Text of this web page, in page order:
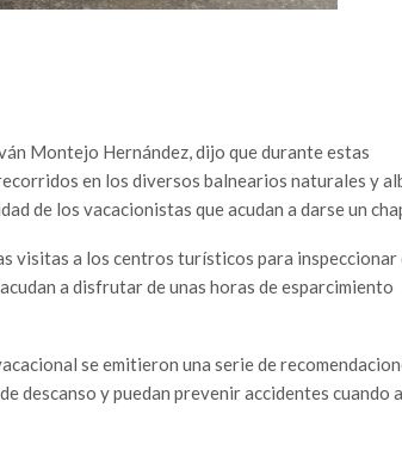
Montejo Hernández, dijo que durante estas
en los diversos balnearios naturales y
de los vacacionistas que acudan a darse un
visitas a los centros turísticos para inspeccionar
a disfrutar de unas horas de esparcimiento
se emitieron una serie de
descanso y puedan prevenir accidentes cuando